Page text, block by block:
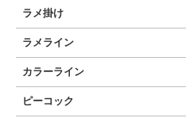
ラメ掛け
ラメライン
カラーライン
ピーコック